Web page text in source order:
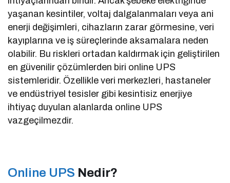
yaşanan kesintiler, voltaj dalgalanmaları veya ani
enerji değişimleri, cihazların zarar görmesine, veri
kayıplarına ve iş süreçlerinde aksamalara neden
olabilir. Bu riskleri ortadan kaldırmak için geliştirilen
en güvenilir çözümlerden biri online UPS
sistemleridir. Özellikle veri merkezleri, hastaneler
ve endüstriyel tesisler gibi kesintisiz enerjiye
ihtiyaç duyulan alanlarda online UPS
vazgeçilmezdir.
Online UPS Nedir?